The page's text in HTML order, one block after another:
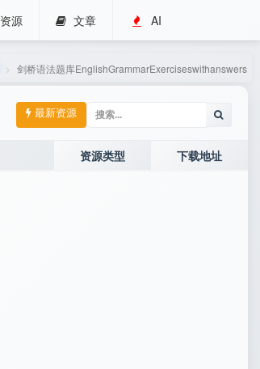
资源 文章 AI
剑桥语法题库EnglishGrammarExerciseswithanswers
最新资源
资源类型 下载地址